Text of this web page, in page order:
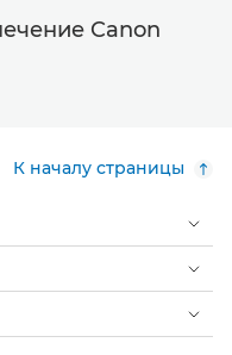
Canon
К началу страницы